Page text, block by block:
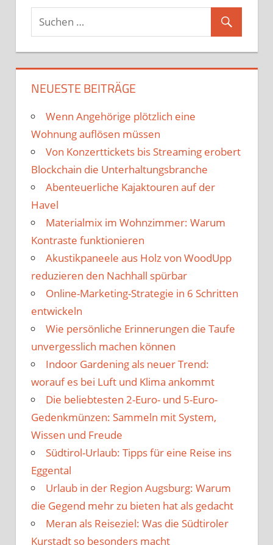
NEUESTE BEITRÄGE
Wenn Angehörige plötzlich eine
Wohnung auflösen müssen
Von Konzerttickets bis Streaming erobert
Blockchain die Unterhaltungsbranche
Abenteuerliche Kajaktouren auf der
Havel
Materialmix im Wohnzimmer: Warum
Kontraste funktionieren
Akustikpaneele aus Holz von WoodUpp
reduzieren den Nachhall spürbar
Online-Marketing-Strategie in 6 Schritten
entwickeln
Wie persönliche Erinnerungen die Taufe
unvergesslich machen können
Indoor Gardening als neuer Trend:
worauf es bei Luft und Klima ankommt
Die beliebtesten 2-Euro- und 5-Euro-
Gedenkmünzen: Sammeln mit System,
Wissen und Freude
Südtirol-Urlaub: Tipps für eine Reise ins
Eggental
Urlaub in der Region Augsburg: Warum
die Gegend mehr zu bieten hat als gedacht
Meran als Reiseziel: Was die Südtiroler
Kurstadt so besonders macht